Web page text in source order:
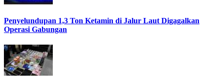
Penyelundupan 1,3 Ton Ketamin di Jalur Laut Digagalkan
Operasi Gabungan